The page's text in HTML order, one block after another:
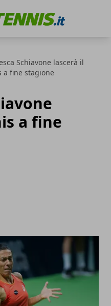
Schiavone lascerà il
a fine stagione
a fine